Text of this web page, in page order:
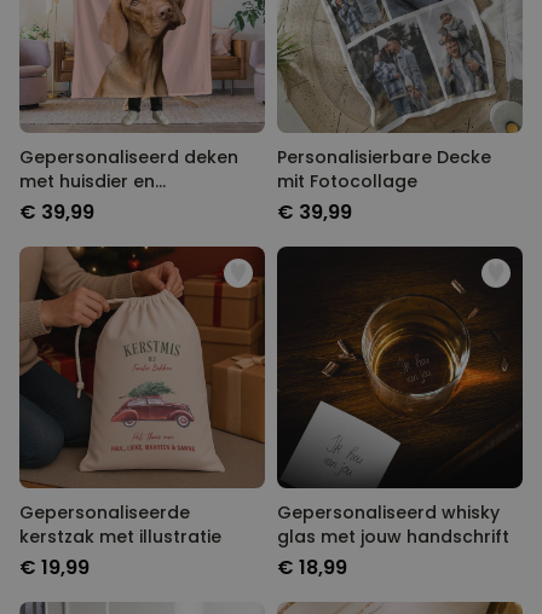
Gepersonaliseerd deken
met huisdier en
achtergrond
€ 39,99
Personalisierbare Decke
mit Fotocollage
€ 39,99
Gepersonaliseerde
kerstzak met illustratie
€ 19,99
Gepersonaliseerd whisky
glas met jouw handschrift
€ 18,99